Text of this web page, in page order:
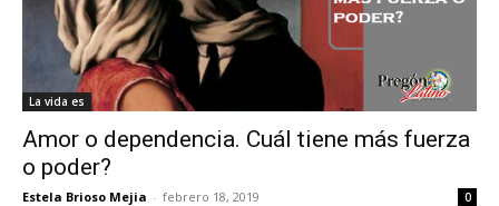
La vida es
Amor o dependencia. Cuál tiene más fuerza
o poder?
Estela Brioso Mejia - febrero 18, 2019 0